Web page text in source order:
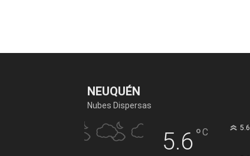
NEUQUÉN
Nubes Dispersas
5.6°C 5.6